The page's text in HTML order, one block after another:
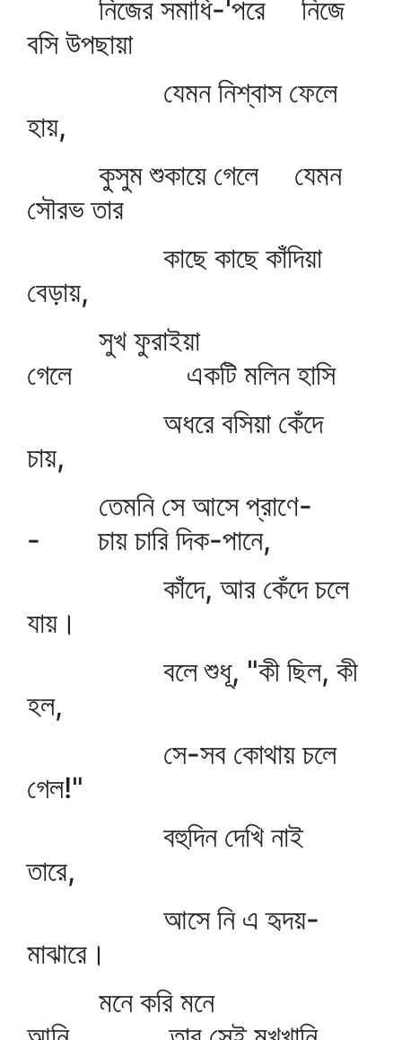
নিজের সমাধি-'পরে নিজে
বসি উপছায়া
যেমন নিশ্বাস ফেলে
হায়,
কুসুম শুকায়ে গেলে যেমন
সৌরভ তার
কাছে কাছে কাঁদিয়া
বেড়ায়,
সুখ ফুরাইয়া
গেলে একটি মলিন হাসি
অধরে বসিয়া কেঁদে
চায়,
তেমনি সে আসে প্রাণে-
- চায় চারি দিক-পানে,
কাঁদে, আর কেঁদে চলে
যায়।
বলে শুধূ, "কী ছিল, কী
হল,
সে-সব কোথায় চলে
গেল!"
বহুদিন দেখি নাই
তারে,
আসে নি এ হৃদয়-
মাঝারে।
মনে করি মনে